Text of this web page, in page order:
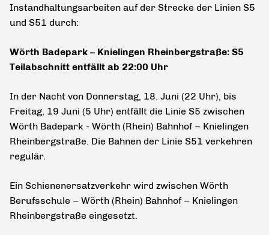
Instandhaltungsarbeiten auf der Strecke der Linien S5
und S51 durch:
Wörth Badepark – Knielingen Rheinbergstraße: S5
Teilabschnitt entfällt ab 22:00 Uhr
In der Nacht von Donnerstag, 18. Juni (22 Uhr), bis
Freitag, 19 Juni (5 Uhr) entfällt die Linie S5 zwischen
Wörth Badepark - Wörth (Rhein) Bahnhof – Knielingen
Rheinbergstraße. Die Bahnen der Linie S51 verkehren
regulär.
Ein Schienenersatzverkehr wird zwischen Wörth
Berufsschule – Wörth (Rhein) Bahnhof – Knielingen
Rheinbergstraße eingesetzt.